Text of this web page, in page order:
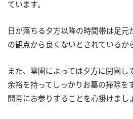
ています。
日が落ちる夕方以降の時間帯は足元
の観点から良くないとされているか
また、霊園によっては夕方に閉園し
余裕を持ってしっかりお墓の掃除を
間帯にお参りすることを心掛けまし